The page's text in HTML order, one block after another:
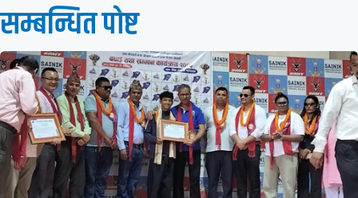
सम्बन्धित पाेष्ट